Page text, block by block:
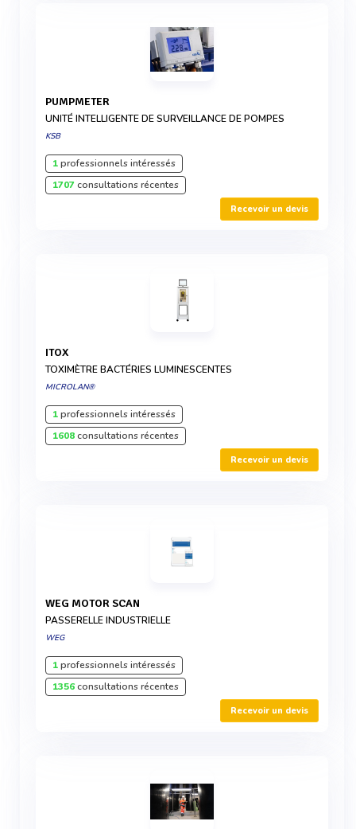
PUMPMETER
UNITÉ INTELLIGENTE DE SURVEILLANCE DE POMPES
KSB
1professionnels intéressés
1707consultations récentes
Recevoir un devis
ITOX
TOXIMÈTRE BACTÉRIES LUMINESCENTES
MICROLAN®
1professionnels intéressés
1608consultations récentes
Recevoir un devis
WEG MOTOR SCAN
PASSERELLE INDUSTRIELLE
WEG
1professionnels intéressés
1356consultations récentes
Recevoir un devis